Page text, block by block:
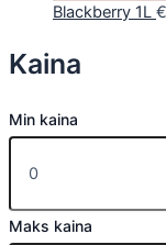
Blackberry 1L €
Kaina
Min kaina
Maks kaina